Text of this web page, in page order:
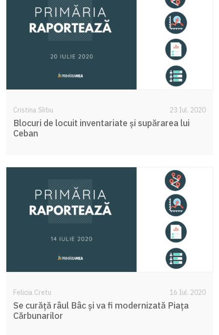
Cristina Sîrbu 23 Iul. 2020
Blocuri de locuit inventariate și supărarea lui
Ceban
Felicia Cretu 16 Iul. 2020
Se curăță râul Bâc și va fi modernizată Piața
Cărbunarilor